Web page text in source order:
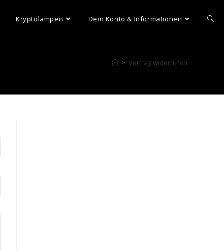
Kryptolampen Dein Konto & Informationen
> Vertrag widerrufen